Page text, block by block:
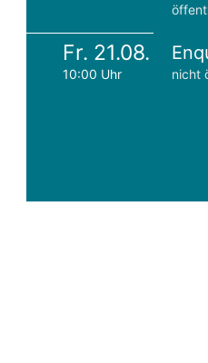
Fr. 21.08.
10:00 Uhr nicht